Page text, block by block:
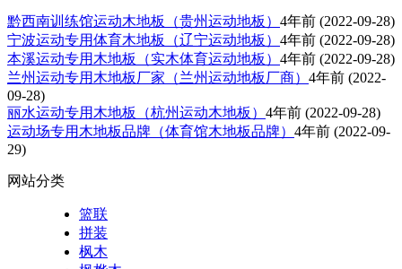
黔西南训练馆运动木地板（贵州运动地板） 4年前 (2022-09-28)
宁波运动专用体育木地板（辽宁运动地板） 4年前 (2022-09-28)
本溪运动专用木地板（实木体育运动地板） 4年前 (2022-09-28)
兰州运动专用木地板厂家（兰州运动地板厂商） 4年前 (2022-
09-28)
丽水运动专用木地板（杭州运动木地板） 4年前 (2022-09-28)
运动场专用木地板品牌（体育馆木地板品牌） 4年前 (2022-09-
29)
网站分类
篮联
拼装
枫木